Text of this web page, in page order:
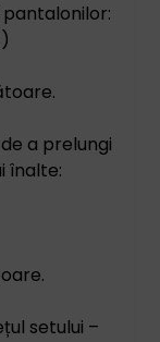
a prelungi
înalte:
setului –